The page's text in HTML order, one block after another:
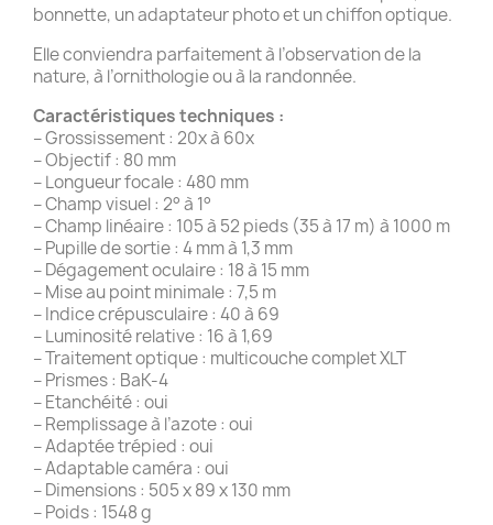
bonnette, un adaptateur photo et un chiffon optique.
Elle conviendra parfaitement à l’observation de la
nature, à l’ornithologie ou à la randonnée.
Caractéristiques techniques :
– Grossissement : 20x à 60x
– Objectif : 80 mm
– Longueur focale : 480 mm
– Champ visuel : 2° à 1°
– Champ linéaire : 105 à 52 pieds (35 à 17 m) à 1000 m
– Pupille de sortie : 4 mm à 1,3 mm
– Dégagement oculaire : 18 à 15 mm
– Mise au point minimale : 7,5 m
– Indice crépusculaire : 40 à 69
– Luminosité relative : 16 à 1,69
– Traitement optique : multicouche complet XLT
– Prismes : BaK-4
– Etanchéité : oui
– Remplissage à l’azote : oui
– Adaptée trépied : oui
– Adaptable caméra : oui
– Dimensions : 505 x 89 x 130 mm
– Poids : 1548 g